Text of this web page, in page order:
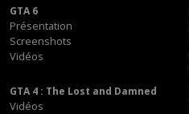
GTA 6
Présentation
Screenshots
Vidéos
GTA 4 : The Lost and Damned
Vidéos